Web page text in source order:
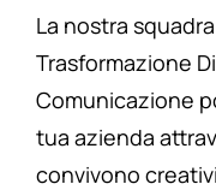
La nostra
Trasformazione
Comunicazione
tua azienda
convivono